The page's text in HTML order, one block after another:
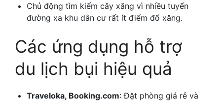
Chủ động tìm kiếm cây xăng vì nhiều tuyến
đường xa khu dân cư rất ít điểm đổ xăng.
Các ứng dụng hỗ trợ
du lịch bụi hiệu quả
Traveloka, Booking.com: Đặt phòng giá rẻ và